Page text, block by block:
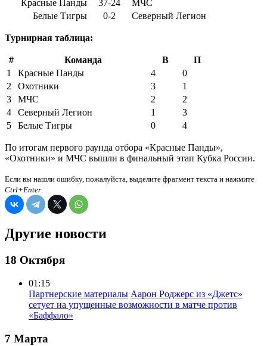
Красные Панды
37-24
МЧС
Белые Тигры
0-2 Северный Легион
Турнирная таблица:
# Команда В
П
1
Красные Панды 4
0
2
Охотники 3
1
3
МЧС 2
2
4
Северный Легион 1
3
5
Белые Тигры 0 4
По итогам первого раунда отбора «Красные Панды»,
«Охотники» и МЧС вышли в финальный этап Кубка России.
Если вы нашли ошибку, пожалуйста, выделите фрагмент текста и нажмите
Ctrl+Enter.
Другие новости
18 Октября
01:15
Партнерские материалы Аарон Роджерс из «Джетс»
сетует на упущенные возможности в матче против
«Баффало»
7 Марта